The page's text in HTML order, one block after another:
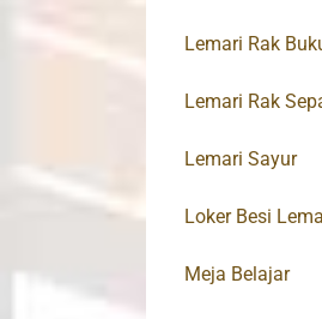
Lemari Rak
Lemari Rak
Lemari Sayur
Loker Besi
Meja Belajar